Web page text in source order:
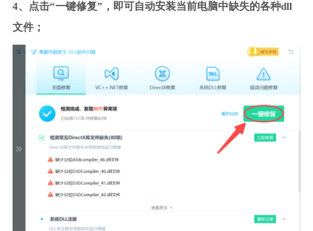
4、点击“一键修复”，即可自动安装当前电脑中缺失的各种dll
文件；